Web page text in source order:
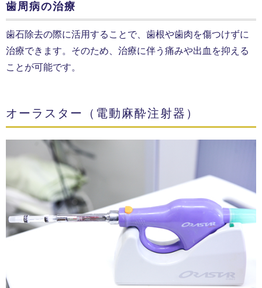
歯周病の治療
歯石除去の際に活用することで、歯根や歯肉を傷つけずに
治療できます。そのため、治療に伴う痛みや出血を抑える
ことが可能です。
オーラスター（電動麻酔注射器）